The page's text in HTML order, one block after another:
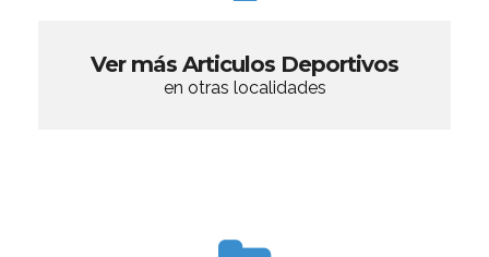
Ver más Articulos Deportivos
en otras localidades